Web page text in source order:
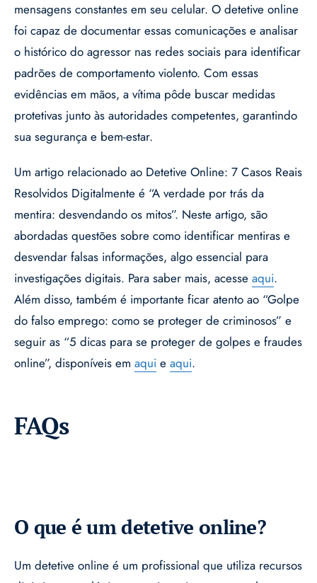
mensagens constantes em seu celular. O detetive online
foi capaz de documentar essas comunicações e analisar
o histórico do agressor nas redes sociais para identificar
padrões de comportamento violento. Com essas
evidências em mãos, a vítima pôde buscar medidas
protetivas junto às autoridades competentes, garantindo
sua segurança e bem-estar.
Um artigo relacionado ao Detetive Online: 7 Casos Reais
Resolvidos Digitalmente é “A verdade por trás da
mentira: desvendando os mitos”. Neste artigo, são
abordadas questões sobre como identificar mentiras e
desvendar falsas informações, algo essencial para
investigações digitais. Para saber mais, acesse aqui.
Além disso, também é importante ficar atento ao “Golpe
do falso emprego: como se proteger de criminosos” e
seguir as “5 dicas para se proteger de golpes e fraudes
online”, disponíveis em aqui e aqui.
FAQs
O que é um detetive online?
Um detetive online é um profissional que utiliza recursos